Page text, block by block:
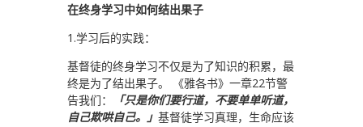
在终身学习中如何结出果子
1.学习后的实践：
基督徒的终身学习不仅是为了知识的积累，最
终是为了结出果子。 《雅各书》一章22节警
告我们：
「只是你们要行道，不要单单听道，
自己欺哄自己。」 基督徒学习真理，生命应该